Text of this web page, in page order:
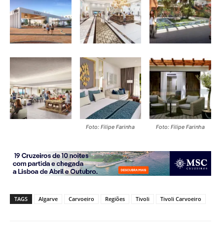
Foto: Filipe Farinha Foto: Filipe Farinha
TAGS Algarve Carvoeiro Regiões Tivoli Tivoli Carvoeiro